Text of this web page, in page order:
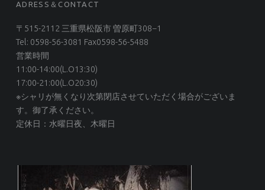
ADRESS＆CONTACT
〒515-2112 三重県松阪市 曽原町308−1
Tel: 0598-56-3081 Fax0598-56-5488
営業時間
11:00-14:00(L.O13:30)
17:00-21:00(L.O20:30)
※シャリが無くなり次第閉店させていただく場合がございま
す。御了承ください。
定休日：水曜日夜、木曜日